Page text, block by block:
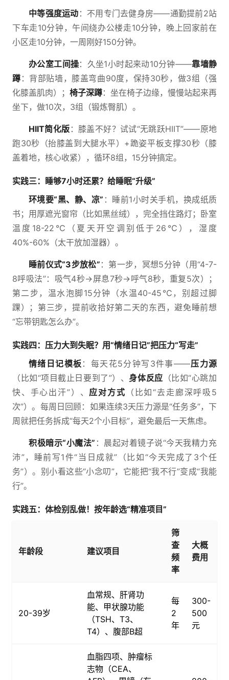
中等强度运动 ：不用专门去健身房——通勤提前2站
下车走10分钟，午间绕办公楼走10分钟，晚上回家前在
小区走10分钟，一周刚好150分钟。
办公室工间操：久坐1小时起来动10分钟——靠墙静
蹲 ：背部贴墙，膝盖弯曲90度，保持30秒，做3组（强
化膝盖肌肉）； 椅子深蹲：坐在椅子边缘，慢慢站起来再
坐下，做10次，3组（锻炼臀肌）。
HIIT简化版 ：膝盖不好？试试“无跳跃HIIT”——原地
跑30秒（抬膝盖到大腿水平）+跪姿平板支撑30秒（膝
盖着地，核心收紧），循环8组，15分钟搞定。
实践三：睡够7小时还累？给睡眠“升级”
环境要“黑、静、凉” ：睡前1小时关手机，换成纸质
书；用厚遮光窗帘（比如黑丝绒），完全挡住路灯；卧室
温度18-22℃（夏天开空调别低于26℃），湿度
40%-60%（太干放加湿器）。
睡前仪式“3步放松” ：第一步，冥想5分钟（用“4-7-
8呼吸法”：吸气4秒→屏息7秒→呼气8秒，重复5次）；
第二步，温水泡脚15分钟（水温40-45℃，别超过脚
踝）；第三步，提前收拾好第二天的东西，避免睡前想
“忘带钥匙怎么办”。
实践四：压力大到失眠？用“情绪日记”把压力“写走”
情绪日记模板 ：每天花5分钟写3件事——压力源
（比如“项目截止日要到了”）、 身体反应 （比如“心跳加
快、手心出汗”）、 应对方式 （比如“去走廊深呼吸5
次”）。每周日回顾：如果连续3天压力源是“任务多”，下
周就把任务拆成“每天2个小目标”，避免最后一天焦虑。
积极暗示“小魔法” ：晨起对着镜子说“今天我精力充
沛”，睡前写1件“当日成就”（比如“今天完成了3个任
务”）。别小看这些“小念叨”，它能把“我不行”变成“我能
行”。
实践五：体检别乱做！按年龄选“精准项目”
年龄段 建议项目
筛
查
频
率
大概
费用
20-39岁
血常规、肝肾功
能、甲状腺功能
（TSH、T3、
T4）、腹部B超
每
2
年
300-
500
元
血脂四项、肿瘤标
志物（CEA、